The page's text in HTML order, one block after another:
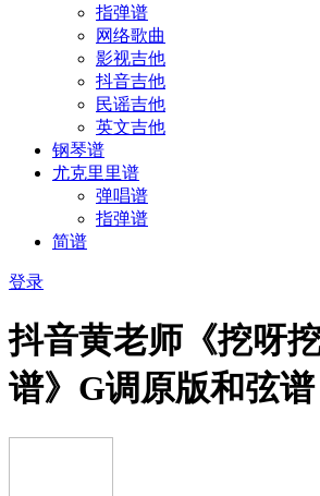
指弹谱
网络歌曲
影视吉他
抖音吉他
民谣吉他
英文吉他
钢琴谱
尤克里里谱
弹唱谱
指弹谱
简谱
登录
抖音黄老师《挖呀
谱》G调原版和弦谱